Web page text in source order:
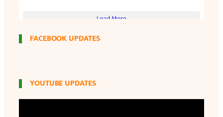
FACEBOOK UPDATES
YOUTUBE UPDATES